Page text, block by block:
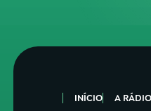
INÍCIO A RÁDIO